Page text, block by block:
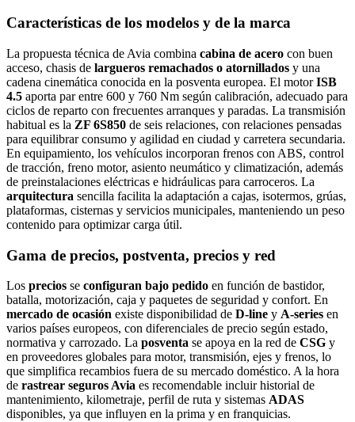
Características de los modelos y de la marca
La propuesta técnica de Avia combina cabina de acero con buen
acceso, chasis de largueros remachados o atornillados y una
cadena cinemática conocida en la posventa europea. El motorISB
4.5 aporta par entre 600 y 760 Nm según calibración, adecuado para
ciclos de reparto con frecuentes arranques y paradas. La transmisión
habitual es la ZF 6S850 de seis relaciones, con relaciones pensadas
para equilibrar consumo y agilidad en ciudad y carretera secundaria.
En equipamiento, los vehículos incorporan frenos con ABS, control
de tracción, freno motor, asiento neumático y climatización, además
de preinstalaciones eléctricas e hidráulicas para carroceros. La
arquitectura sencilla facilita la adaptación a cajas, isotermos, grúas,
plataformas, cisternas y servicios municipales, manteniendo un peso
contenido para optimizar carga útil.
Gama de precios, postventa, precios y red
Los precios se configuran bajo pedido en función de bastidor,
batalla, motorización, caja y paquetes de seguridad y confort. En
mercado de ocasión existe disponibilidad de D‑line y A‑series en
varios países europeos, con diferenciales de precio según estado,
normativa y carrozado. La posventa se apoya en la red de CSG y
en proveedores globales para motor, transmisión, ejes y frenos, lo
que simplifica recambios fuera de su mercado doméstico. A la hora
de rastrear seguros Avia es recomendable incluir historial de
mantenimiento, kilometraje, perfil de ruta y sistemas ADAS
disponibles, ya que influyen en la prima y en franquicias.